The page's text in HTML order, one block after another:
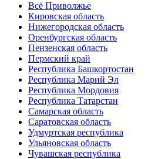
Всё Приволжье
Кировская область
Нижегородская область
Оренбургская область
Пензенская область
Пермский край
Республика Башкортостан
Республика Марий Эл
Республика Мордовия
Республика Татарстан
Самарская область
Саратовская область
Удмуртская республика
Ульяновская область
Чувашская республика